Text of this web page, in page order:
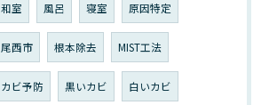
和室 風呂 寝室 原因特定
尾西市 根本除去 MIST工法
カビ予防 黒いカビ 白いカビ